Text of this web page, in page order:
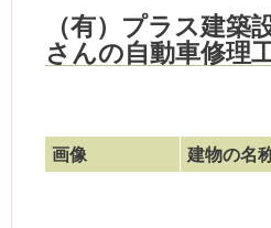
（有）プラス建築
さんの自動車修理
画像 建物の名